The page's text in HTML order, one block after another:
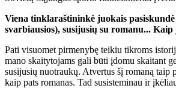
Viena tinklaraštininkė juokais
svarbiausios), susijusių su romanu...
Pati visuomet pirmenybę teikiu tikroms
mano skaitytojams gali būti įdomu skaitant
susijusių nuotraukų. Atvertus šį romaną
kaip pats romanas. Tad susisteminau ir